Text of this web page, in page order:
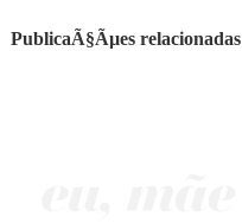
PublicaÃ§Ãµes relacionadas